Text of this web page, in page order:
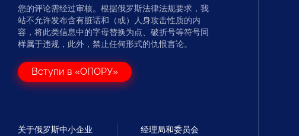
您的评论需经过审核。根据俄罗斯法律法规要求，我
站不允许发布含有脏话和（或）人身攻击性质的内
容，将此类信息中的字母替换为点、破折号等符号同
样属于违规，此外，禁止任何形式的仇恨言论。
Вступи в «ОПОРУ»
关于俄罗斯中小企业
经理局和委员会